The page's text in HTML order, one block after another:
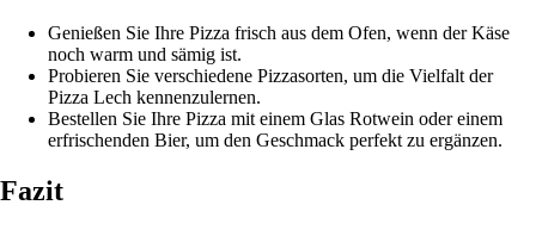
Genießen Sie Ihre Pizza frisch aus dem Ofen, wenn der Käse
noch warm und sämig ist.
Probieren Sie verschiedene Pizzasorten, um die Vielfalt der
Pizza Lech kennenzulernen.
Bestellen Sie Ihre Pizza mit einem Glas Rotwein oder einem
erfrischenden Bier, um den Geschmack perfekt zu ergänzen.
Fazit